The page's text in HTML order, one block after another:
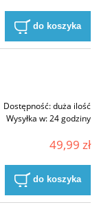
do koszyka
Dostępność:duża ilość
Wysyłka w:24 godziny
49,99 zł
do koszyka